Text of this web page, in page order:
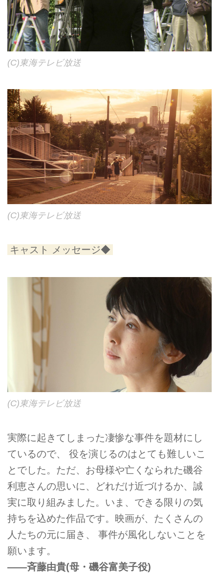
(C)東海テレビ放送
(C)東海テレビ放送
キャスト メッセージ◆
(C)東海テレビ放送
実際に起きてしまった凄惨な事件を題材にし
ているので、 役を演じるのはとても難しいこ
とでした。ただ、お母様や亡くなられた磯谷
利恵さんの思いに、どれだけ近づけるか、誠
実に取り組みました。いま、できる限りの気
持ちを込めた作品です。映画が、たくさんの
人たちの元に届き、 事件が風化しないことを
願います。
――斉藤由貴(母・磯谷富美子役)